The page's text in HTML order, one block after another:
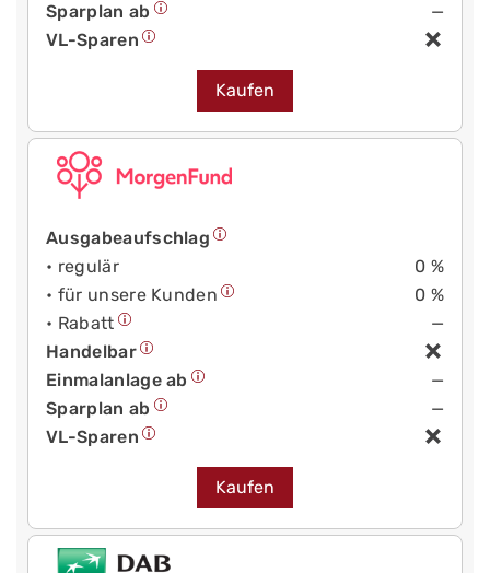
Sparplan ab
—
VL-Sparen
Kaufen
Ausgabeaufschlag
• regulär
0 %
• für unsere Kunden
0 %
• Rabatt
—
Handelbar
Einmalanlage ab
—
Sparplan ab
—
VL-Sparen
Kaufen